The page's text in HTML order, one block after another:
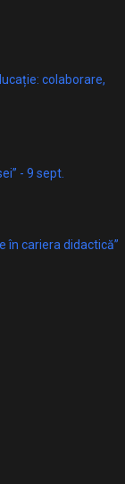
colaborare,
- 9 sept.
în cariera didactică”